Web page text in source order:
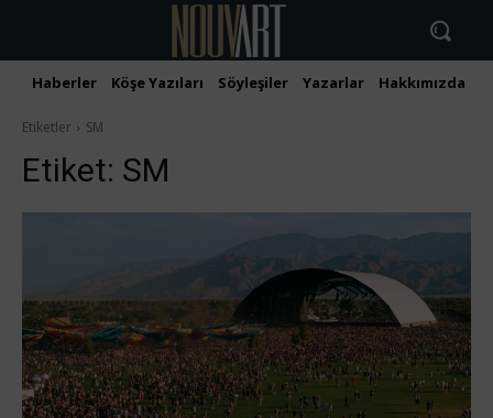
Haberler Köşe Yazıları Söyleşiler Yazarlar Hakkımızda
Etiketler SM
Etiket: SM